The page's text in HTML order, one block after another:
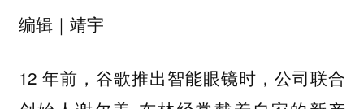
编辑｜靖宇
12 年前，谷歌推出智能眼镜时，公司联合